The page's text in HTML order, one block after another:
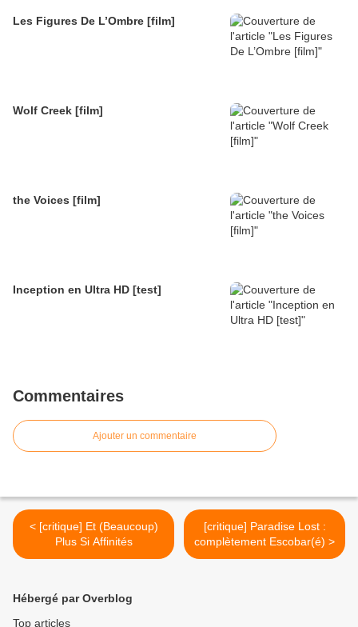
Les Figures De L’Ombre [film]
Wolf Creek [film]
the Voices [film]
Inception en Ultra HD [test]
Commentaires
Ajouter un commentaire
< [critique] Et (Beaucoup)
Plus Si Affinités
[critique] Paradise Lost :
complètement Escobar(é) >
Hébergé par Overblog
Top articles